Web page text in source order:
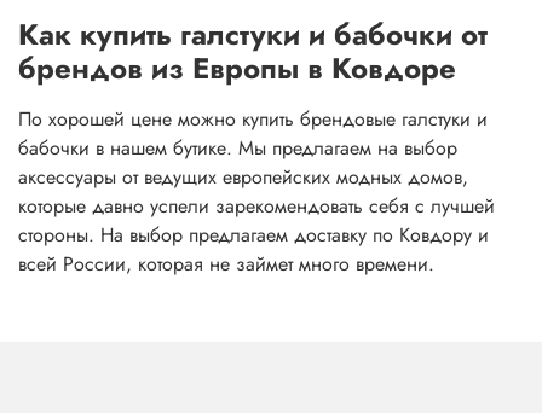
Как купить галстуки и бабочки от
брендов из Европы в Ковдоре
По хорошей цене можно купить брендовые галстуки и
бабочки в нашем бутике. Мы предлагаем на выбор
аксессуары от ведущих европейских модных домов,
которые давно успели зарекомендовать себя с лучшей
стороны. На выбор предлагаем доставку по Ковдору и
всей России, которая не займет много времени.